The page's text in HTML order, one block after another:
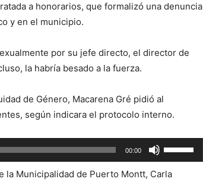
a honorarios, que formalizó una denuncia
y en el municipio.
por su jefe directo, el director de
la habría besado a la fuerza.
de Género, Macarena Gré pidió al
según indicara el protocolo interno.
00:00
las
teclas
la Municipalidad de Puerto Montt, Carla